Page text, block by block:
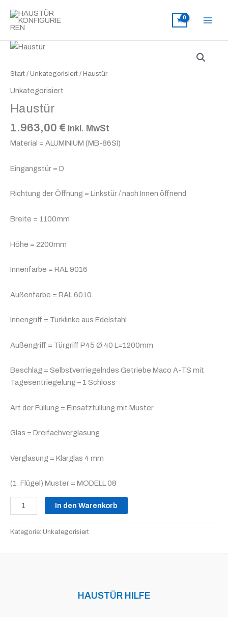
Inhalt
springen
Start / Unkategorisiert / Haustür
Unkategorisiert
Haustür
1.963,00 € inkl. MwSt
Material = ALUMINIUM (MB-86SI)
Eingangstür = D
Richtung der Öffnung = Linkstür / nach Innen öffnend
Breite = 1100mm
Höhe = 2200mm
Innenfarbe = RAL 9016
Außenfarbe = RAL 6010
Innengriff = Türklinke aus Edelstahl
Außengriff = Türgriff P45 Ø 40 L=1200mm
Beschlag = Selbstverriegelndes Getriebe Maco A-TS mit
Tagesentriegelung – 1 Schloss
Art der Füllung = Einsatzfüllung mit Muster
Glas = Dreifachverglasung
Verglasung = Klarglas 4 mm
(1. Flügel) Muster = MODELL 08
Haustür
In den Warenkorb
Kategorie: Unkategorisiert
HAUSTÜR HILFE